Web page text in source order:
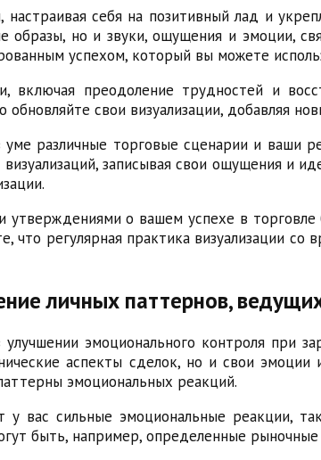
себя на позитивный лад и
образы, но и звуки, ощущения и эмоции,
успехом, который вы можете
включая преодоление трудностей и
свои визуализации, добавляя
уме различные торговые сценарии и
записывая свои ощущения и
о вашем успехе в
что регулярная практика визуализации
личных паттернов,
эмоционального контроля при
аспекты сделок, но и свои
эмоциональных реакций.
вас сильные эмоциональные реакции,
быть, например, определенные